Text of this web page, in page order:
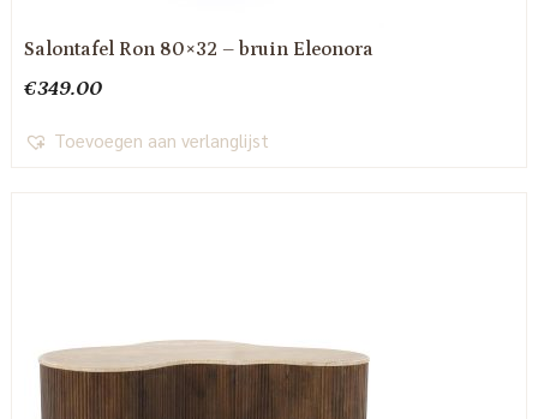
Salontafel Ron 80×32 – bruin Eleonora
€349.00
Toevoegen aan verlanglijst